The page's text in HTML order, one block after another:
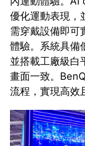
優化運動表現，
需穿戴設備即可
體驗。系統具備
並搭載工廠級白
畫面一致。
流程，實現高效